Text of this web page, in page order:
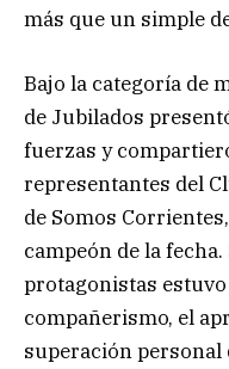
más que un simple
Bajo la categoría de
de Jubilados
fuerzas y
representantes del
de Somos
campeón de la
protagonistas
compañerismo, el
superación personal